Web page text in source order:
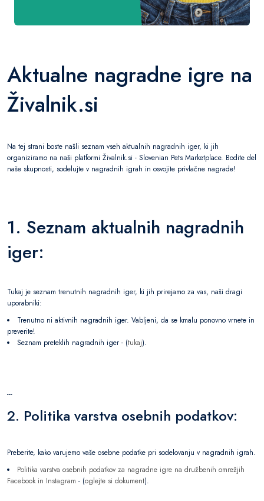
Aktualne nagradne igre na
Živalnik.si
Na tej strani boste našli seznam vseh aktualnih nagradnih iger, ki jih
organiziramo na naši platformi Živalnik.si - Slovenian Pets Marketplace. Bodite del
naše skupnosti, sodelujte v nagradnih igrah in osvojite privlačne nagrade!
1. Seznam aktualnih nagradnih
iger:
Tukaj je seznam trenutnih nagradnih iger, ki jih prirejamo za vas, naši dragi
uporabniki:
Trenutno ni aktivnih nagradnih iger. Vabljeni, da se kmalu ponovno vrnete in
preverite!
Seznam preteklih nagradnih iger - (tukaj).
---
2. Politika varstva osebnih podatkov:
Preberite, kako varujemo vaše osebne podatke pri sodelovanju v nagradnih igrah.
Politika varstva osebnih podatkov za nagradne igre na družbenih omrežjih
Facebook in Instagram - (oglejte si dokument).